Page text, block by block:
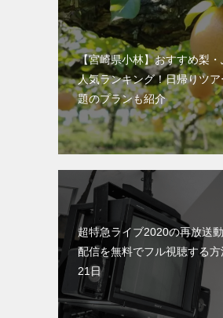
【宮崎県小林】おすすめ梨
人気ランキング！日帰りツ
題のプランも紹介
超特急ライブ2020の再放送
配信を無料でフル視聴する方
21日